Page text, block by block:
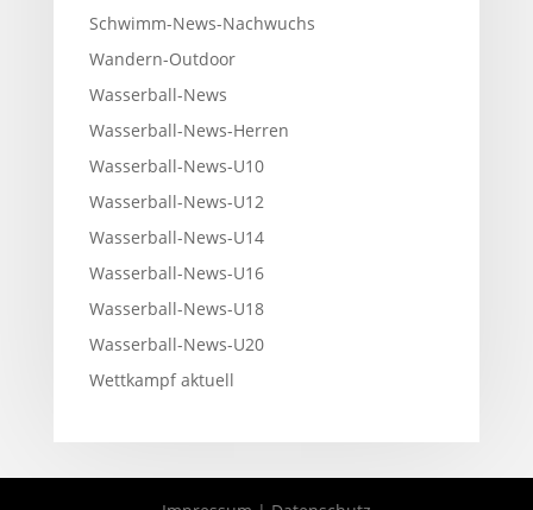
Schwimm-News-Nachwuchs
Wandern-Outdoor
Wasserball-News
Wasserball-News-Herren
Wasserball-News-U10
Wasserball-News-U12
Wasserball-News-U14
Wasserball-News-U16
Wasserball-News-U18
Wasserball-News-U20
Wettkampf aktuell